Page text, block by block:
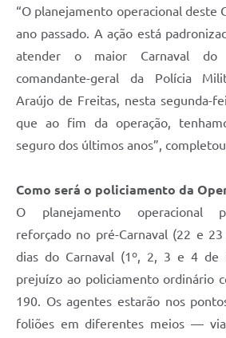
“O planejamento operacional deste
ano passado. A ação está
atender o maior Carnaval do
comandante-geral da Polícia
Araújo de Freitas, nesta segunda-
que ao fim da operação,
seguro dos últimos anos”,
Como será o policiamento da
O planejamento operacional
reforçado no pré-Carnaval (22 e
dias do Carnaval (1º, 2, 3 e 4 de
prejuízo ao policiamento ordinário
190. Os agentes estarão nos
foliões em diferentes meios —